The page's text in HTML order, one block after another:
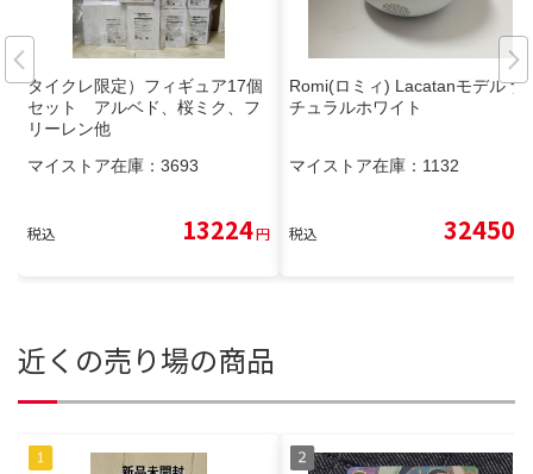
タイクレ限定）フィギュア17個
セット アルベド、桜ミク、フ
リーレン他
マイストア在庫： 3693
税込 13224円
Romi(ロミィ) Lacatanモデル ナ
チュラルホワイト
マイストア在庫： 1132
税込 32450
近くの売り場の商品